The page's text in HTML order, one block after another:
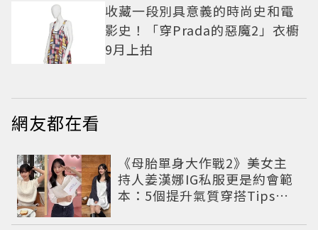
收藏一段別具意義的時尚史和電
影史！「穿Prada的惡魔2」衣櫥
9月上拍
網友都在看
《母胎單身大作戰2》美女主
持人姜漢娜IG私服更是約會範
本：5個提升氣質穿搭Tips公